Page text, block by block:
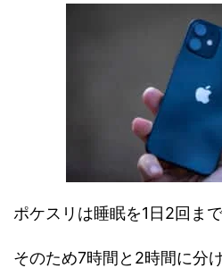
ポケスリは睡眠を1日2回ま
そのため7時間と2時間に分